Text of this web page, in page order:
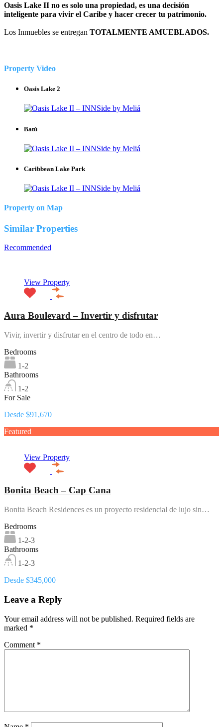
Oasis Lake II no es solo una propiedad, es una decisión
inteligente para vivir el Caribe y hacer crecer tu patrimonio.
Los Inmuebles se entregan TOTALMENTE AMUEBLADOS.
Property Video
Oasis Lake 2
Batú
Caribbean Lake Park
Property on Map
Similar Properties
Recommended
View Property
Aura Boulevard – Invertir y disfrutar
Vivir, invertir y disfrutar en el centro de todo en…
Bedrooms
1-2
Bathrooms
1-2
For Sale
Desde $91,670
Featured
View Property
Bonita Beach – Cap Cana
Bonita Beach Residences es un proyecto residencial de lujo sin…
Bedrooms
1-2-3
Bathrooms
1-2-3
Desde $345,000
Leave a Reply
Your email address will not be published. Required fields are
marked *
Comment *